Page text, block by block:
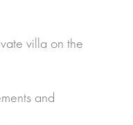
villa on the
and